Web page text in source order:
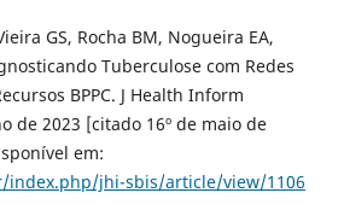
GS, Rocha BM, Nogueira EA,
Tuberculose com Redes
BPPC. J Health Inform
de 2023 [citado 16º de maio de
em:
jhi-sbis/article/view/1106